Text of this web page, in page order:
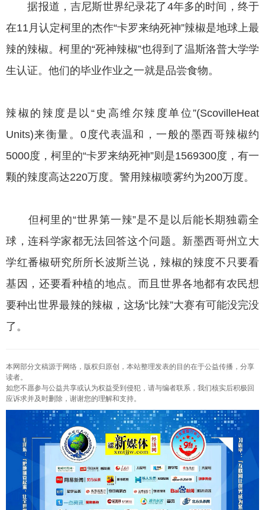
据报道，吉尼斯世界纪录花了4年多的时间，终于
在11月认定柯里的杰作“卡罗来纳死神”辣椒是地球上最
辣的辣椒。柯里的“死神辣椒”也得到了温斯洛普大学学
生认证。他们的毕业作业之一就是品尝食物。
辣椒的辣度是以“史高维尔辣度单位”(ScovilleHeat
Units)来衡量。0度代表温和，一般的墨西哥辣椒约
5000度，柯里的“卡罗来纳死神”则是1569300度，有一
颗的辣度高达220万度。警用辣椒喷雾约为200万度。
但柯里的“世界第一辣”是不是以后能长期独霸全
球，连科学家都无法回答这个问题。新墨西哥州立大
学红番椒研究所所长波斯兰说，辣椒的辣度不只要看
基因，还要看种植的地点。而且世界各地都有农民想
要种出世界最辣的辣椒，这场“比辣”大赛有可能没完没
了。
本网部分文稿源于网络，版权归原创，本站整理发表的目的在于公益传播，分享
读者。
如您不愿参与公益共享或认为权益受到侵犯，请与编者联系，我们核实后积极回
应诉求并及时删除，谢谢您的理解和支持。